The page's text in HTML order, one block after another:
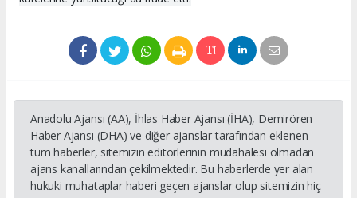
Anadolu Ajansı (AA), İhlas Haber Ajansı (İHA), Demirören
Haber Ajansı (DHA) ve diğer ajanslar tarafından eklenen
tüm haberler, sitemizin editörlerinin müdahalesi olmadan
ajans kanallarından çekilmektedir. Bu haberlerde yer alan
hukuki muhataplar haberi geçen ajanslar olup sitemizin hiç